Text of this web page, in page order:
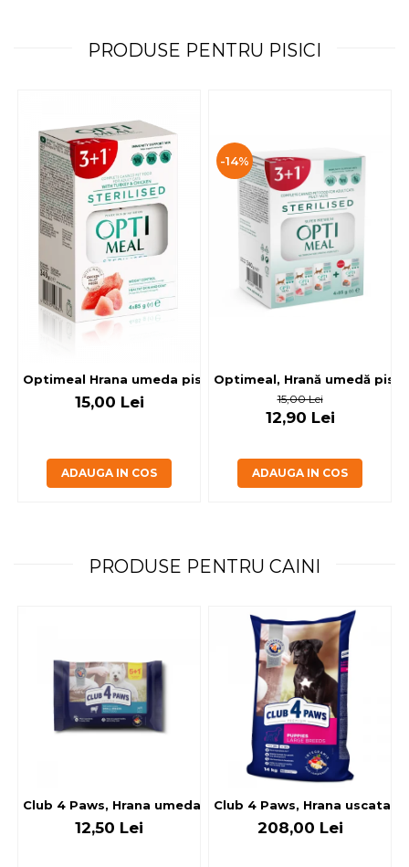
PRODUSE PENTRU PISICI
Optimeal Hrana umeda pisici
15,00 Lei
ADAUGA IN COS
-14%
Optimeal, Hrană umedă
15,00 Lei
12,90 Lei
ADAUGA IN COS
PRODUSE PENTRU CAINI
Club 4 Paws, Hrana umeda caini - cu miel, set 5+1, 6x80 g
12,50 Lei
Club 4 Paws, Hrana uscata
208,00 Lei